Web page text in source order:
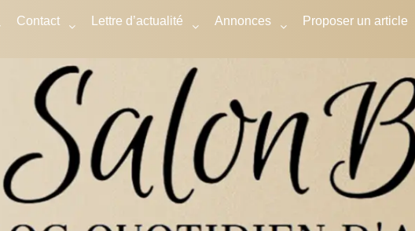
Contact Lettre d’actualité Annonces Proposer un article